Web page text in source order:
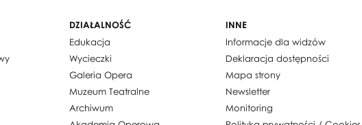
DZIAŁALNOŚĆ
Edukacja
Wycieczki
Galeria Opera
Muzeum Teatralne
Archiwum
INNE
Informacje dla widzów
Deklaracja dostępności
Mapa strony
Newsletter
Monitoring